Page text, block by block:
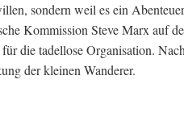
sondern weil es ein
Kommission Steve Marx auf
die tadellose Organisation.
der kleinen Wanderer.